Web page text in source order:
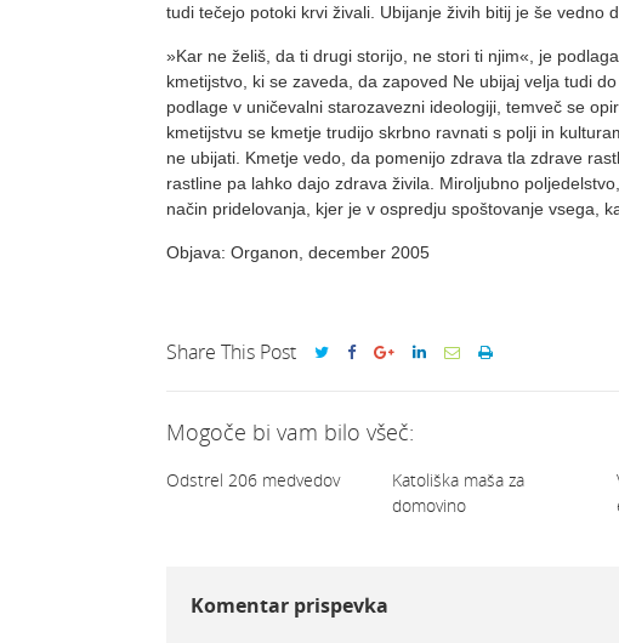
tudi te­čejo potoki krvi živali. Ubijanje živih bitij je še vedno
»Kar ne želiš, da ti drugi storijo, ne stori ti njim«, je
kmetijstvo, ki se zaveda, da zapoved Ne ubijaj velja tudi
podlage v uničevalni starozavezni ideologiji, tem­več se
kmetijstvu se kmetje trudijo skrbno ravnati s polji in
ne ubijati. Kmetje vedo, da pomenijo zdra­va tla zdrave
rastline pa lahko dajo zdrava živila. Miro­ljubno
način pridelovanja, kjer je v ospredju spoštovanje vsega,
Objava: Organon, december 2005
Share This Post
Mogoče bi vam bilo všeč:
Odstrel 206 medvedov
Katoliška maša za
domovino
Komentar prispevka